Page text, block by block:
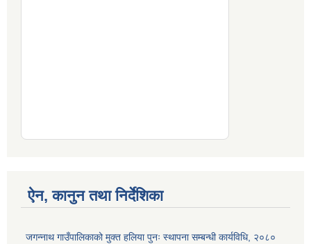
ऐन, कानुन तथा निर्देशिका
जगन्नाथ गाउँपालिकाको मुक्त हलिया पुनः स्थापना सम्बन्धी कार्यविधि, २०८०